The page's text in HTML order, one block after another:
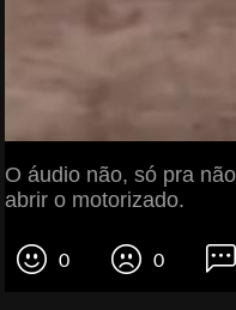
O áudio não, só pra
abrir o motorizado.
0 0